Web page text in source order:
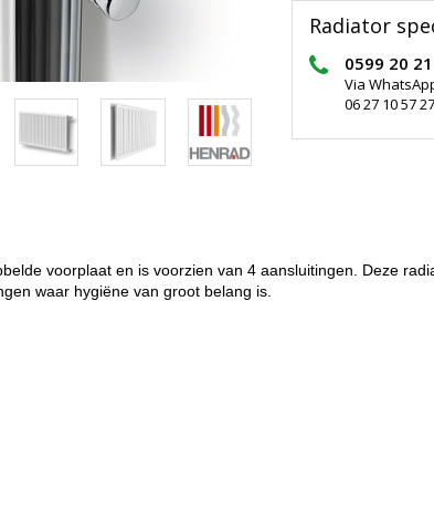
Radiator
0599 20
Via
06 27 10 57 27
voorplaat en is voorzien van 4 aansluitingen. Deze
waar hygiëne van groot belang is.